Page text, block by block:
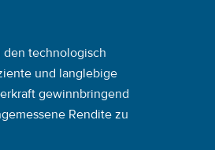
den technologisch
und langlebige
gewinnbringend
Rendite zu